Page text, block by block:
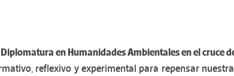
Diplomatura en Humanidades Ambientales en el cruce
reflexivo y experimental para repensar